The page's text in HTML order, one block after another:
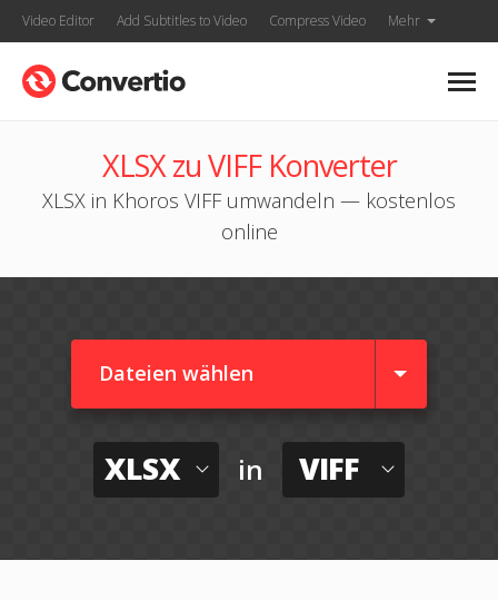
Video Editor Add Subtitles to Video Compress Video Mehr
XLSX zu VIFF Konverter
XLSX in Khoros VIFF umwandeln — kostenlos
online
Dateien wählen
XLSX in VIFF